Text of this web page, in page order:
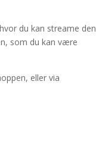
du kan streame den
som du kan være
eller via